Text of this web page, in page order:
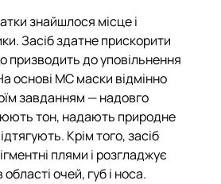
знайшлося місце і
Засіб здатне прискорити
призводить до уповільнення
основі МС маски відмінно
завданням — надовго
тон, надають природне
Крім того, засіб
плями і розгладжує
очей, губ і носа.